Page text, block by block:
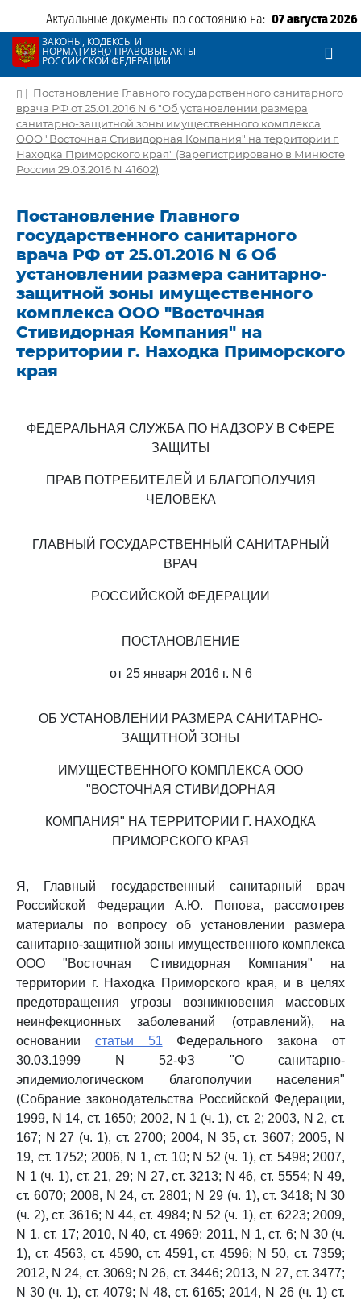
Актуальные документы по состоянию на: 07 августа 2026
ЗАКОНЫ, КОДЕКСЫ И
НОРМАТИВНО-ПРАВОВЫЕ АКТЫ
РОССИЙСКОЙ ФЕДЕРАЦИИ
| Постановление Главного государственного санитарного
врача РФ от 25.01.2016 N 6 "Об установлении размера
санитарно-защитной зоны имущественного комплекса
ООО "Восточная Стивидорная Компания" на территории г.
Находка Приморского края" (Зарегистрировано в Минюсте
России 29.03.2016 N 41602)
Постановление Главного
государственного санитарного
врача РФ от 25.01.2016 N 6 Об
установлении размера санитарно-
защитной зоны имущественного
комплекса ООО "Восточная
Стивидорная Компания" на
территории г. Находка Приморского
края
ФЕДЕРАЛЬНАЯ СЛУЖБА ПО НАДЗОРУ В СФЕРЕ
ЗАЩИТЫ
ПРАВ ПОТРЕБИТЕЛЕЙ И БЛАГОПОЛУЧИЯ
ЧЕЛОВЕКА
ГЛАВНЫЙ ГОСУДАРСТВЕННЫЙ САНИТАРНЫЙ
ВРАЧ
РОССИЙСКОЙ ФЕДЕРАЦИИ
ПОСТАНОВЛЕНИЕ
от 25 января 2016 г. N 6
ОБ УСТАНОВЛЕНИИ РАЗМЕРА САНИТАРНО-
ЗАЩИТНОЙ ЗОНЫ
ИМУЩЕСТВЕННОГО КОМПЛЕКСА ООО
"ВОСТОЧНАЯ СТИВИДОРНАЯ
КОМПАНИЯ" НА ТЕРРИТОРИИ Г. НАХОДКА
ПРИМОРСКОГО КРАЯ
Я, Главный государственный санитарный врач
Российской Федерации А.Ю. Попова, рассмотрев
материалы по вопросу об установлении размера
санитарно-защитной зоны имущественного комплекса
ООО "Восточная Стивидорная Компания" на
территории г. Находка Приморского края, и в целях
предотвращения угрозы возникновения массовых
неинфекционных заболеваний (отравлений), на
основании статьи 51 Федерального закона от
30.03.1999 N 52-ФЗ "О санитарно-
эпидемиологическом благополучии населения"
(Собрание законодательства Российской Федерации,
1999, N 14, ст. 1650; 2002, N 1 (ч. 1), ст. 2; 2003, N 2, ст.
167; N 27 (ч. 1), ст. 2700; 2004, N 35, ст. 3607; 2005, N
19, ст. 1752; 2006, N 1, ст. 10; N 52 (ч. 1), ст. 5498; 2007,
N 1 (ч. 1), ст. 21, 29; N 27, ст. 3213; N 46, ст. 5554; N 49,
ст. 6070; 2008, N 24, ст. 2801; N 29 (ч. 1), ст. 3418; N 30
(ч. 2), ст. 3616; N 44, ст. 4984; N 52 (ч. 1), ст. 6223; 2009,
N 1, ст. 17; 2010, N 40, ст. 4969; 2011, N 1, ст. 6; N 30 (ч.
1), ст. 4563, ст. 4590, ст. 4591, ст. 4596; N 50, ст. 7359;
2012, N 24, ст. 3069; N 26, ст. 3446; 2013, N 27, ст. 3477;
N 30 (ч. 1), ст. 4079; N 48, ст. 6165; 2014, N 26 (ч. 1) ст.